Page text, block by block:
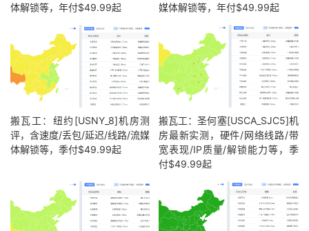
体解锁等，年付$49.99起
媒体解锁等，年付$49.99起
搬瓦工：纽约[USNY_8]机房测
评，含速度/丢包/延迟/线路/流媒
体解锁等，季付$49.99起
搬瓦工：圣何塞[USCA_SJC5]机
房最新实测，硬件/网络线路/带
宽表现/IP质量/解锁能力等，季
付$49.99起